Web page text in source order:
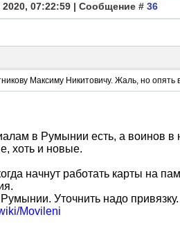
07:22:59 | Сообщение # 36
Максиму Никитовичу. Жаль, но опять
в Румынии есть, а воинов в
хоть и новые.
начнут работать карты на
Уточнить надо привязку.
Movileni